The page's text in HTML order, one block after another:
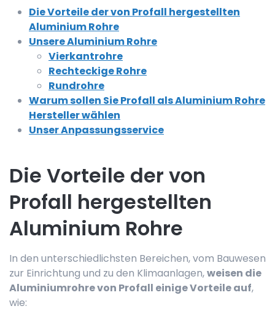
Die Vorteile der von Profall hergestellten
Aluminium Rohre
Unsere Aluminium Rohre
Vierkantrohre
Rechteckige Rohre
Rundrohre
Warum sollen Sie Profall als Aluminium Rohre
Hersteller wählen
Unser Anpassungsservice
Die Vorteile der von
Profall hergestellten
Aluminium Rohre
In den unterschiedlichsten Bereichen, vom Bauwesen
zur Einrichtung und zu den Klimaanlagen,weisen die
Aluminiumrohre von Profall einige Vorteile auf,
wie: